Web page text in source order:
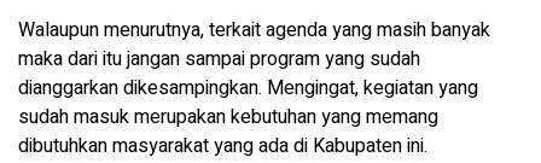
Walaupun menurutnya, terkait agenda yang masih banyak
maka dari itu jangan sampai program yang sudah
dianggarkan dikesampingkan. Mengingat, kegiatan yang
sudah masuk merupakan kebutuhan yang memang
dibutuhkan masyarakat yang ada di Kabupaten ini.